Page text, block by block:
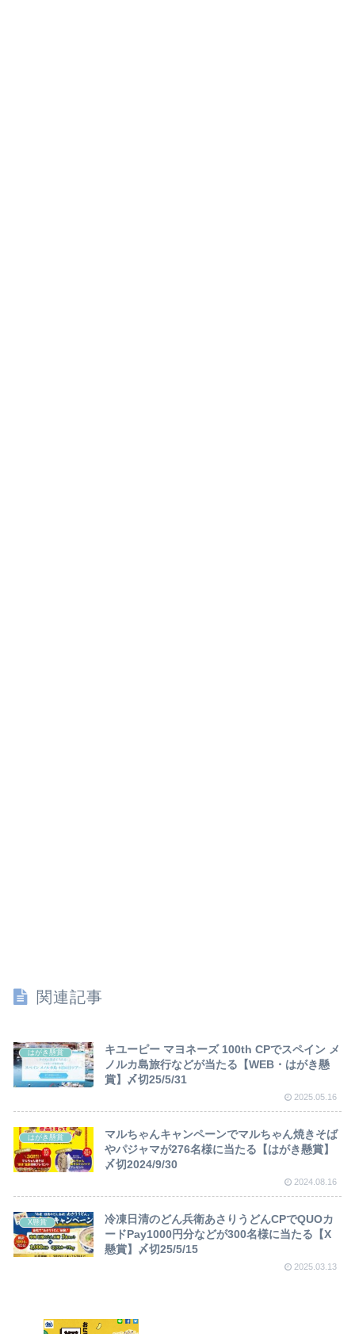
関連記事
はがき懸賞
キユーピー マヨネーズ 100th CPでスペイン メ
ノルカ島旅行などが当たる【WEB・はがき懸
賞】〆切25/5/31
2025.05.16
はがき懸賞
マルちゃんキャンペーンでマルちゃん焼きそば
やパジャマが276名様に当たる【はがき懸賞】
〆切2024/9/30
2024.08.16
X懸賞
冷凍日清のどん兵衛あさりうどんCPでQUOカ
ードPay1000円分などが300名様に当たる【X
懸賞】〆切25/5/15
2025.03.13